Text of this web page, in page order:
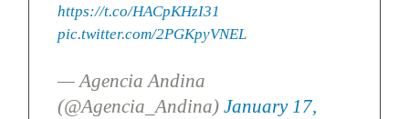
https://t.co/HACpKHzI31
pic.twitter.com/2PGKpyVNEL
— Agencia Andina
(@Agencia_Andina) January 17,